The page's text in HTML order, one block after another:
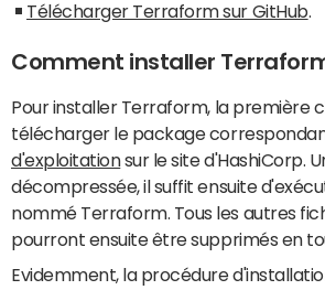
Télécharger Terraform sur GitHub
Comment installer
Pour installer Terraform, la première
télécharger le package
d'exploitationsur le site d'HashiCorp.
décompressée, il suffit ensuite
nommé Terraform. Tous les autres
pourront ensuite être supprimés en
Evidemment, la procédure